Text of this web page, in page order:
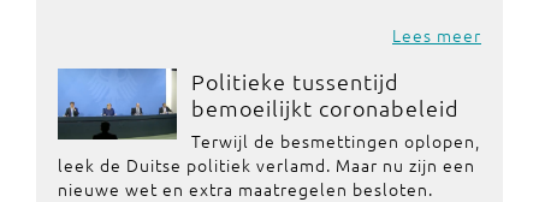
Lees meer
Politieke tussentijd
bemoeilijkt coronabeleid
Terwijl de besmettingen oplopen,
leek de Duitse politiek verlamd. Maar nu zijn een
nieuwe wet en extra maatregelen besloten.